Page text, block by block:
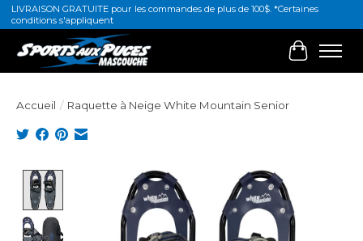
LIVRAISON GRATUITE pour les commandes de plus de 100$. *Certaines
conditions s'appliquent
Panier
Accueil / Raquette à Neige White Mountain Senior
Product image slideshow Items